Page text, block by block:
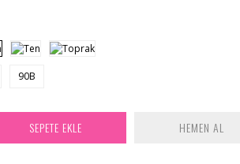
90B
SEPETE EKLE HEMEN AL